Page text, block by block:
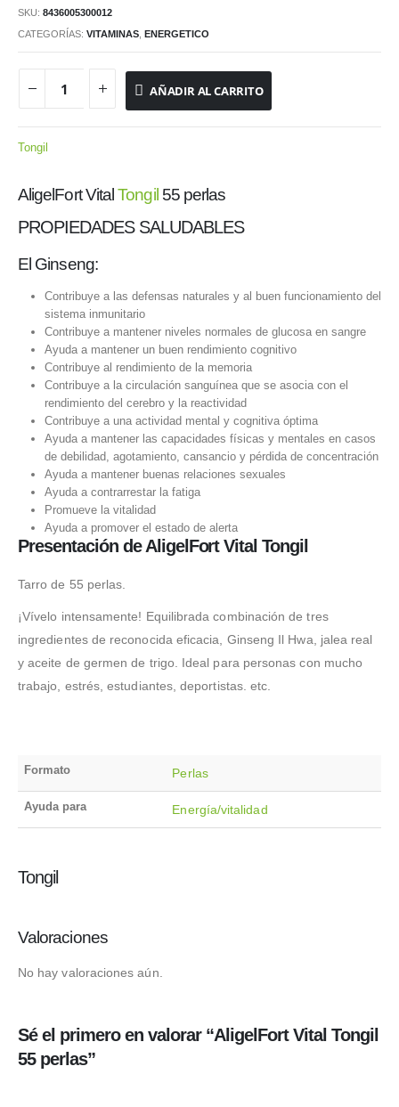
SKU: 8436005300012
CATEGORÍAS: VITAMINAS ENERGETICO
AÑADIR AL CARRITO
Tongil
AligelFort VitalTongil55 perlas
PROPIEDADES SALUDABLES
El Ginseng:
Contribuye a las defensas naturales y al buen funcionamiento del
sistema inmunitario
Contribuye a mantener niveles normales de glucosa en sangre
Ayuda a mantener un buen rendimiento cognitivo
Contribuye al rendimiento de la memoria
Contribuye a la circulación sanguínea que se asocia con el
rendimiento del cerebro y la reactividad
Contribuye a una actividad mental y cognitiva óptima
Ayuda a mantener las capacidades físicas y mentales en casos
de debilidad, agotamiento, cansancio y pérdida de concentración
Ayuda a mantener buenas relaciones sexuales
Ayuda a contrarrestar la fatiga
Promueve la vitalidad
Ayuda a promover el estado de alerta
Presentación de AligelFort Vital Tongil
Tarro de 55 perlas.
¡Vívelo intensamente! Equilibrada combinación de tres
ingredientes de reconocida eficacia, Ginseng Il Hwa, jalea real
y aceite de germen de trigo. Ideal para personas con mucho
trabajo, estrés, estudiantes, deportistas. etc.
Formato Perlas
Ayuda para Energía/vitalidad
Tongil
Valoraciones
No hay valoraciones aún.
Sé el primero en valorar “AligelFort Vital Tongil
55 perlas”